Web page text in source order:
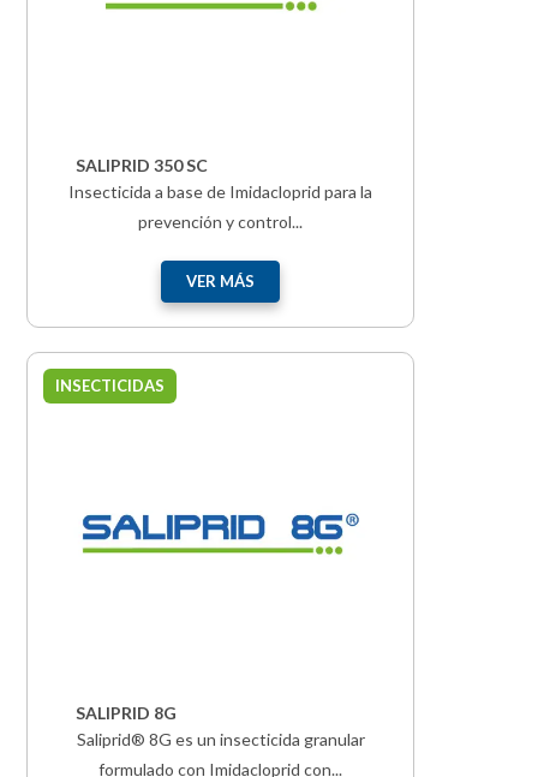
SALIPRID 350 SC
Insecticida a base de Imidacloprid para la
prevención y control...
VER MÁS
INSECTICIDAS
SALIPRID 8G
Saliprid® 8G es un insecticida granular
formulado con Imidacloprid con...